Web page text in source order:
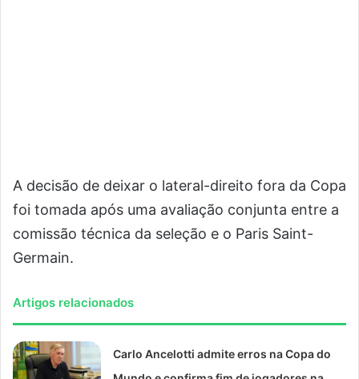
A decisão de deixar o lateral-direito fora da Copa
foi tomada após uma avaliação conjunta entre a
comissão técnica da seleção e o Paris Saint-
Germain.
Artigos relacionados
Carlo Ancelotti admite erros na Copa do